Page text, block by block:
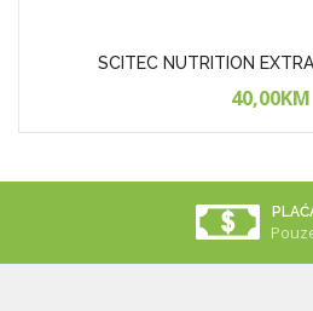
SCITEC NUTRITION
40,00KM